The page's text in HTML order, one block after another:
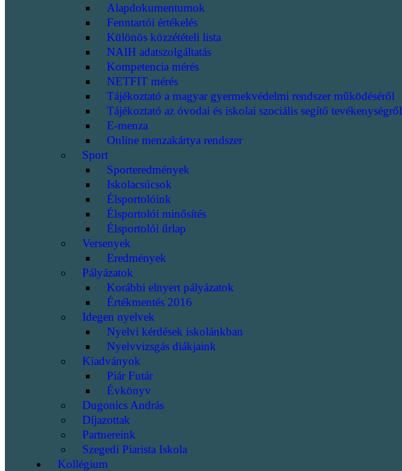
Alapdokumentumok
Fenntartói értékelés
Különös közzétételi lista
NAIH adatszolgáltatás
Kompetencia mérés
NETFIT mérés
Tájékoztató a magyar gyermekvédelmi rendszer működéséről
Tájékoztató az óvodai és iskolai szociális segítő tevékenységről
E-menza
Online menzakártya rendszer
Sport
Sporteredmények
Iskolacsúcsok
Élsportolóink
Élsportolói minősítés
Élsportolói űrlap
Versenyek
Eredmények
Pályázatok
Korábbi elnyert pályázatok
Értékmentés 2016
Idegen nyelvek
Nyelvi kérdések iskolánkban
Nyelvvizsgás diákjaink
Kiadványok
Piár Futár
Évkönyv
Dugonics András
Díjazottak
Partnereink
Szegedi Piarista Iskola
Kollégium